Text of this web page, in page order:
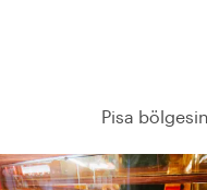
Pisa